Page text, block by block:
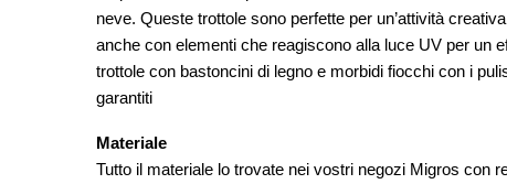
neve. Queste trottole sono perfette per un’attività
anche con elementi che reagiscono alla luce UV per un
trottole con bastoncini di legno e morbidi fiocchi con i
garantiti
Materiale
Tutto il materiale lo trovate nei vostri negozi Migros con